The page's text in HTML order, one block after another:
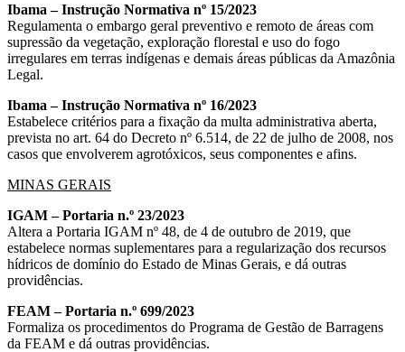
Ibama – Instrução Normativa nº 15/2023
Regulamenta o embargo geral preventivo e remoto de áreas com
supressão da vegetação, exploração florestal e uso do fogo
irregulares em terras indígenas e demais áreas públicas da Amazônia
Legal.
Ibama – Instrução Normativa nº 16/2023
Estabelece critérios para a fixação da multa administrativa aberta,
prevista no art. 64 do Decreto nº 6.514, de 22 de julho de 2008, nos
casos que envolverem agrotóxicos, seus componentes e afins.
MINAS GERAIS
IGAM – Portaria n.º 23/2023
Altera a Portaria IGAM nº 48, de 4 de outubro de 2019, que
estabelece normas suplementares para a regularização dos recursos
hídricos de domínio do Estado de Minas Gerais, e dá outras
providências.
FEAM – Portaria n.º 699/2023
Formaliza os procedimentos do Programa de Gestão de Barragens
da FEAM e dá outras providências.